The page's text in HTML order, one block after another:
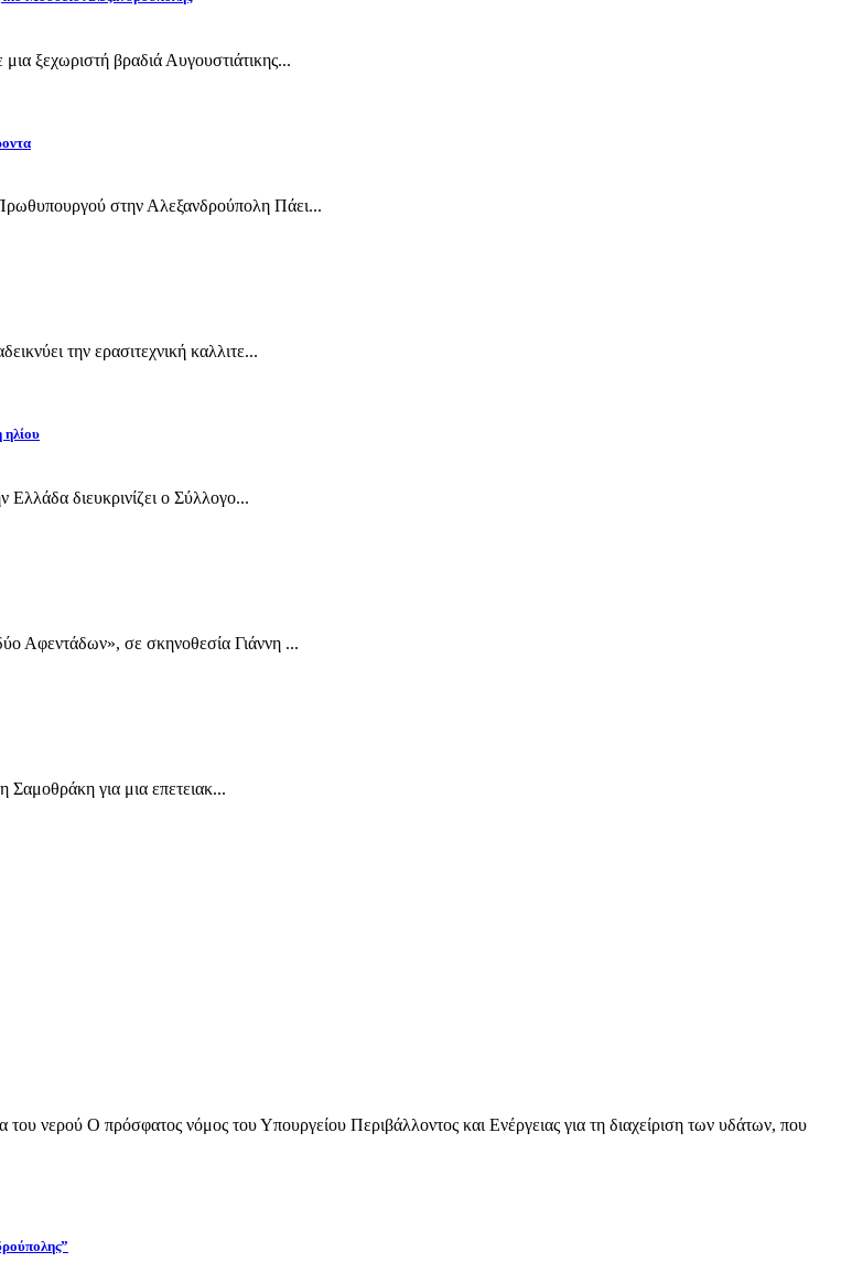
ξεχωριστή βραδιά Αυγουστιάτικης...
στην Αλεξανδρούπολη Πάει...
την ερασιτεχνική καλλιτε...
ηλίου
Ελλάδα διευκρινίζει ο Σύλλογο...
Αφεντάδων», σε σκηνοθεσία Γιάννη ...
Σαμοθράκη για μια επετειακ...
νερού Ο πρόσφατος νόμος του Υπουργείου Περιβάλλοντος και Ενέργειας για τη διαχείριση των υδάτων, που